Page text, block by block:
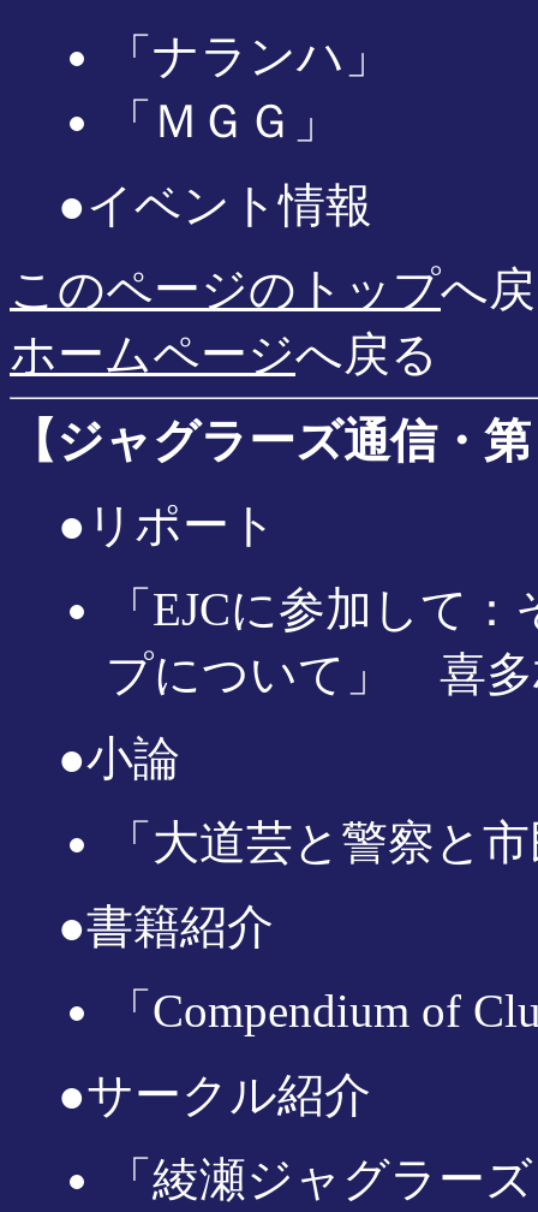
「ナランハ」
「ＭＧＧ」
●イベント情報
このページのトップへ
ホームページへ戻る
【ジャグラーズ通信・
●リポート
「EJCに参加して
プについて」 喜多
●小論
「大道芸と警察と
●書籍紹介
「Compendium of
●サークル紹介
「綾瀬ジャグラー